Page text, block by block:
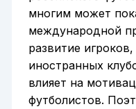
многим может
международной
развитие
иностранных
влияет на
футболистов.